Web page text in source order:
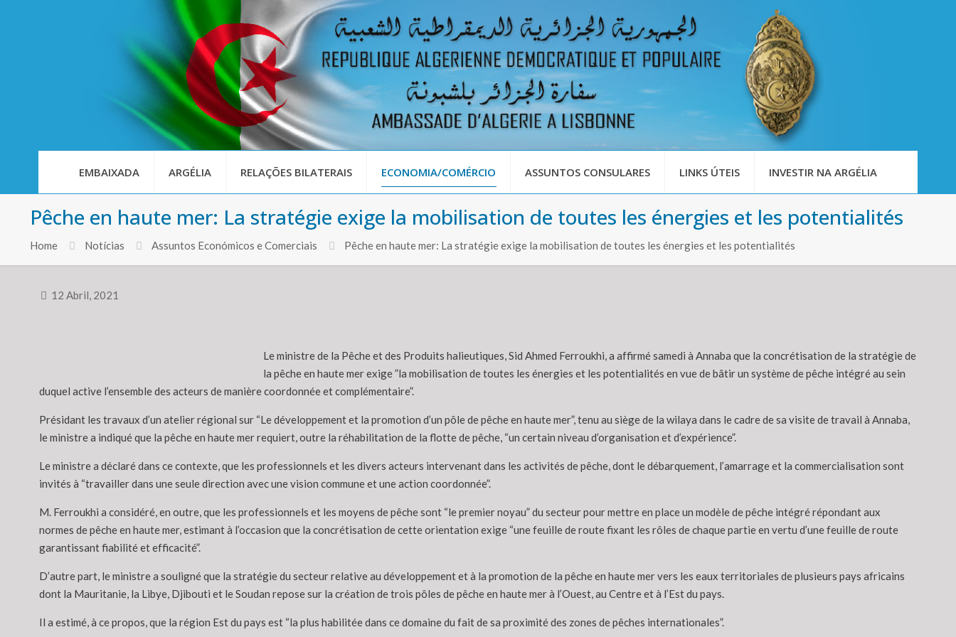
EMBAIXADA ARGÉLIA RELAÇÕES BILATERAIS ECONOMIA/COMÉRCIO ASSUNTOS CONSULARES LINKS ÚTEIS INVESTIR NA ARGÉLIA
Pêche en haute mer: La stratégie exige la mobilisation de toutes les énergies et les potentialités
Home Notícias Assuntos Económicos e Comerciais Pêche en haute mer: La stratégie exige la mobilisation de toutes les énergies et les potentialités
12 Abril, 2021
Le ministre de la Pêche et des Produits halieutiques, Sid Ahmed Ferroukhi, a affirmé samedi à Annaba que la concrétisation de la stratégie de
la pêche en haute mer exige ”la mobilisation de toutes les énergies et les potentialités en vue de bâtir un système de pêche intégré au sein
duquel active l’ensemble des acteurs de manière coordonnée et complémentaire”.
Présidant les travaux d’un atelier régional sur “Le développement et la promotion d’un pôle de pêche en haute mer”, tenu au siège de la wilaya dans le cadre de sa visite de travail à Annaba,
le ministre a indiqué que la pêche en haute mer requiert, outre la réhabilitation de la flotte de pêche, “un certain niveau d’organisation et d’expérience”.
Le ministre a déclaré dans ce contexte, que les professionnels et les divers acteurs intervenant dans les activités de pêche, dont le débarquement, l’amarrage et la commercialisation sont
invités à “travailler dans une seule direction avec une vision commune et une action coordonnée”.
M. Ferroukhi a considéré, en outre, que les professionnels et les moyens de pêche sont “le premier noyau” du secteur pour mettre en place un modèle de pêche intégré répondant aux
normes de pêche en haute mer, estimant à l’occasion que la concrétisation de cette orientation exige “une feuille de route fixant les rôles de chaque partie en vertu d’une feuille de route
garantissant fiabilité et efficacité”.
D’autre part, le ministre a souligné que la stratégie du secteur relative au développement et à la promotion de la pêche en haute mer vers les eaux territoriales de plusieurs pays africains
dont la Mauritanie, la Libye, Djibouti et le Soudan repose sur la création de trois pôles de pêche en haute mer à l’Ouest, au Centre et à l’Est du pays.
Il a estimé, à ce propos, que la région Est du pays est “la plus habilitée dans ce domaine du fait de sa proximité des zones de pêches internationales”.